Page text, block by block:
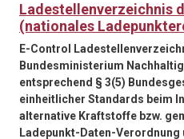
Ladestellenverzeichnis
(nationales
E-Control
Bundesministerium
entsprechend § 3(5)
einheitlicher Standards beim
alternative Kraftstoffe bzw.
Ladepunkt-Daten-Verordnung